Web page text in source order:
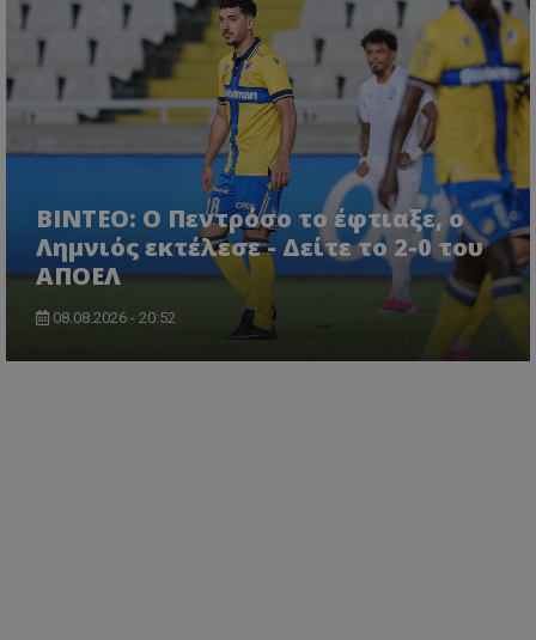
ΒΙΝΤΕΟ: Ο Πεντρόσο το έφτιαξε, ο
Λημνιός εκτέλεσε - Δείτε το 2-0 του
ΑΠΟΕΛ
08.08.2026 - 20:52